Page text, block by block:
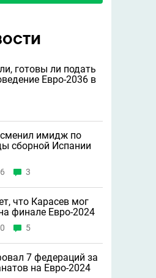
готовы ли подать
Евро-2036 в
имидж по
сборной Испании
3
что Карасев мог
финале Евро-2024
5
7 федераций за
на Евро-2024